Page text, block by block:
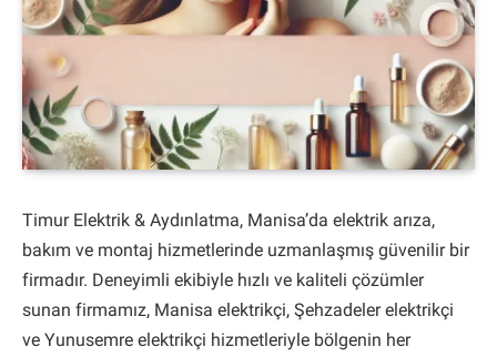
Timur Elektrik & Aydınlatma, Manisa’da elektrik arıza,
bakım ve montaj hizmetlerinde uzmanlaşmış güvenilir bir
firmadır. Deneyimli ekibiyle hızlı ve kaliteli çözümler
sunan firmamız, Manisa elektrikçi, Şehzadeler elektrikçi
ve Yunusemre elektrikçi hizmetleriyle bölgenin her